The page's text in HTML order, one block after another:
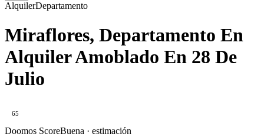
AlquilerDepartamento
Miraflores, Departamento En
Alquiler Amoblado En 28 De
Julio
65
Doomos ScoreBuena · estimación